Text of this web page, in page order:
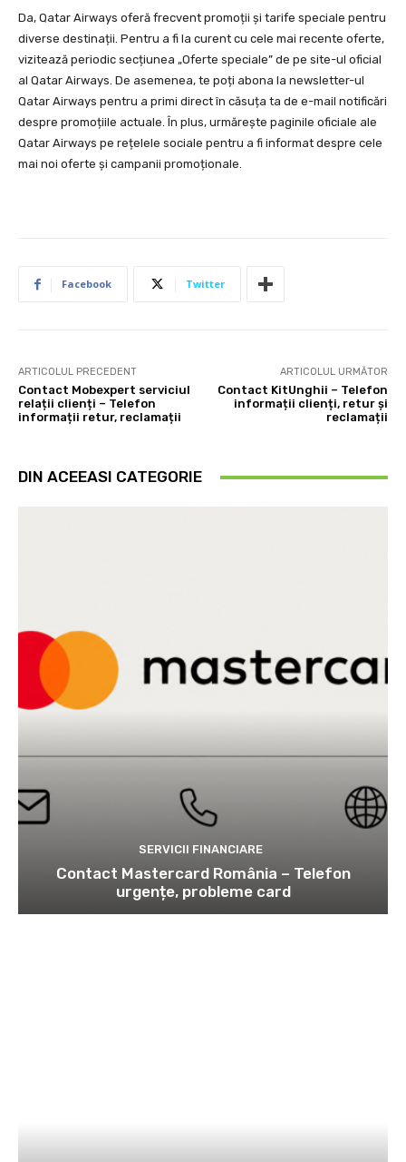
Da, Qatar Airways oferă frecvent promoții și tarife speciale pentru
diverse destinații. Pentru a fi la curent cu cele mai recente oferte,
vizitează periodic secțiunea „Oferte speciale” de pe site-ul oficial
al Qatar Airways. De asemenea, te poți abona la newsletter-ul
Qatar Airways pentru a primi direct în căsuța ta de e-mail notificări
despre promoțiile actuale. În plus, urmărește paginile oficiale ale
Qatar Airways pe rețelele sociale pentru a fi informat despre cele
mai noi oferte și campanii promoționale.
Facebook Twitter
ARTICOLUL PRECEDENT
Contact Mobexpert serviciul
relații clienți – Telefon
informații retur, reclamații
ARTICOLUL URMĂTOR
Contact KitUnghii – Telefon
informații clienți, retur și
reclamații
DIN ACEEASI CATEGORIE
SERVICII FINANCIARE
Contact Mastercard România – Telefon
urgențe, probleme card